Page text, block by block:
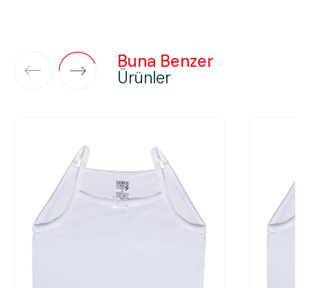
Buna Benzer
Ürünler